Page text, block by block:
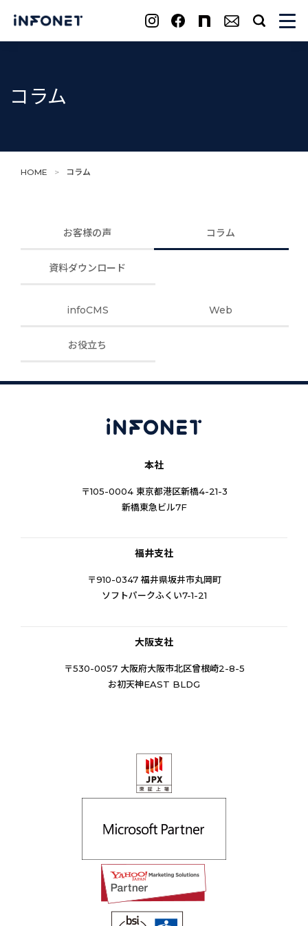
search
コラム
HOME > コラム
お客様の声 コラム
資料ダウンロード
infoCMS Web
お役立ち
本社
〒105-0004 東京都港区新橋4-21-3
新橋東急ビル7F
福井支社
〒910-0347 福井県坂井市丸岡町
ソフトパークふくい7-1-21
大阪支社
〒530-0057 大阪府大阪市北区曾根崎2-8-5
お初天神EAST BLDG